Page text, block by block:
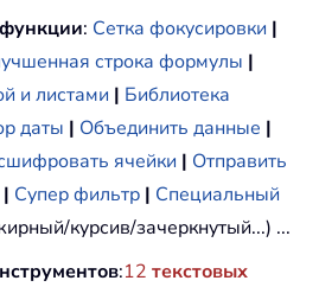
: Сетка фокусировки |
строка формулы |
и листами | Библиотека
даты | Объединить данные |
ячейки | Отправить
| Супер фильтр | Специальный
курсив/зачеркнутый...) ...
:12 текстовых